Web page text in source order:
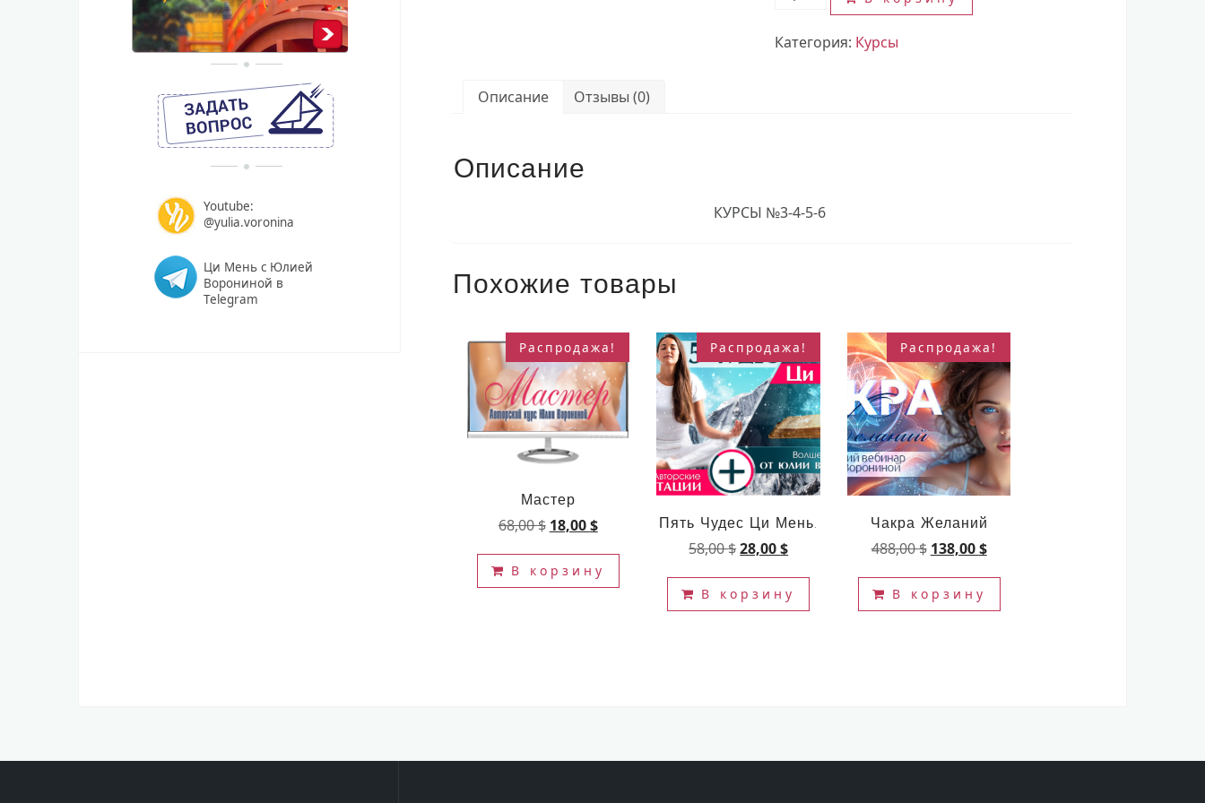
888,00 $.
товара
№3-
Категория: Курсы
Описание Отзывы (0)
Описание
КУРСЫ №3-4-5-6
Похожие товары
Распродажа!
Мастер
68,00$ Первоначальная
составляла
68,00 $.
18,00$Текущая
18,00 $.
В корзину
Распродажа!
Пять Чудес Ци Мень.
58,00$Первоначальная
составляла
58,00 $.
28,00$Текущая
28,00 $.
В корзину
Распродажа!
Чакра Желаний
488,00$ Первоначальная
составляла
488,00 $.
138,00$Текущая
138,00 $.
В корзину
Youtube:
@yulia.voronina
Ци Мень с Юлией
Ворониной в
Telegram